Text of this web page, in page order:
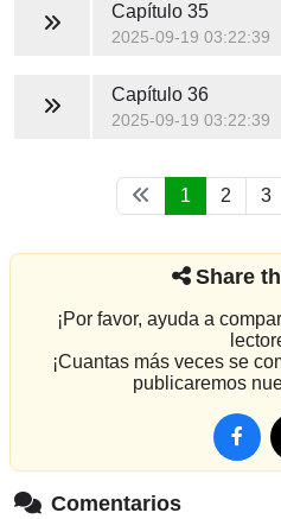
Capítulo 35
2025-09-19 03:22:39
Capítulo 36
2025-09-19 03:22:39
1 2 3
Share
¡Por favor, ayuda a
¡Cuantas más veces se
publicaremos
Comentarios